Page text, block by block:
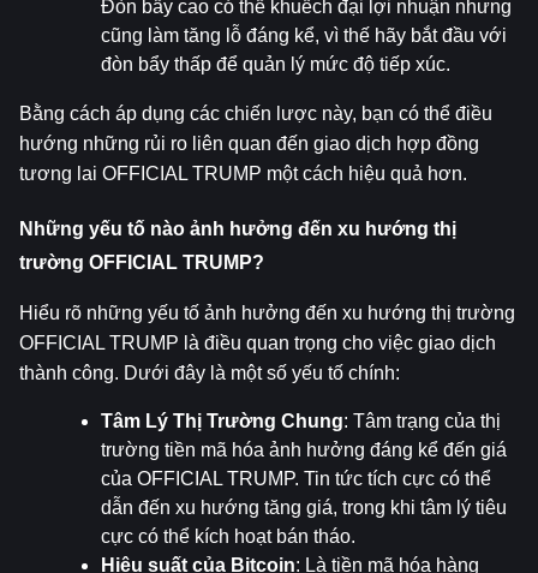
Đòn bẩy cao có thể khuếch đại lợi nhuận nhưng
cũng làm tăng lỗ đáng kể, vì thế hãy bắt đầu với
đòn bẩy thấp để quản lý mức độ tiếp xúc.
Bằng cách áp dụng các chiến lược này, bạn có thể điều
hướng những rủi ro liên quan đến giao dịch hợp đồng
tương lai OFFICIAL TRUMP một cách hiệu quả hơn.
Những yếu tố nào ảnh hưởng đến xu hướng thị
trường OFFICIAL TRUMP?
Hiểu rõ những yếu tố ảnh hưởng đến xu hướng thị trường
OFFICIAL TRUMP là điều quan trọng cho việc giao dịch
thành công. Dưới đây là một số yếu tố chính:
Tâm Lý Thị Trường Chung: Tâm trạng của thị
trường tiền mã hóa ảnh hưởng đáng kể đến giá
của OFFICIAL TRUMP. Tin tức tích cực có thể
dẫn đến xu hướng tăng giá, trong khi tâm lý tiêu
cực có thể kích hoạt bán tháo.
Hiệu suất của Bitcoin: Là tiền mã hóa hàng